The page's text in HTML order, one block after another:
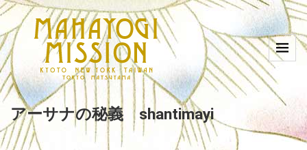
アーサナの秘義 shantimayi